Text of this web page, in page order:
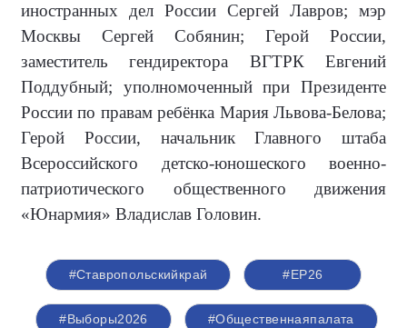
иностранных дел России Сергей Лавров; мэр
Москвы Сергей Собянин; Герой России,
заместитель гендиректора ВГТРК Евгений
Поддубный; уполномоченный при Президенте
России по правам ребёнка Мария Львова-Белова;
Герой России, начальник Главного штаба
Всероссийского детско-юношеского военно-
патриотического общественного движения
«Юнармия» Владислав Головин.
#Ставропольскийкрай #ЕР26
#Выборы2026 #Общественнаяпалата